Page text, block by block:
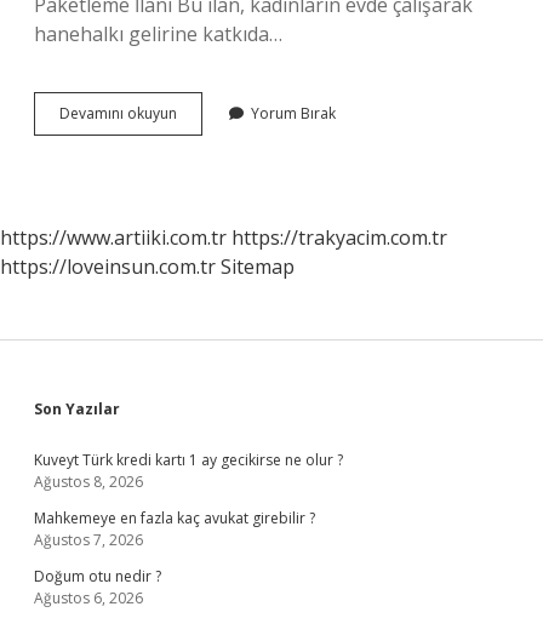
hanehalkı gelirine katkıda…
Devamını okuyun
Paketleme
Mi
Yorum Bırak
https://www.artiiki.com.tr https://trakyacim.com.tr
https://loveinsun.com.trSitemap
Sidebar
Son Yazılar
Kuveyt Türk kredi kartı 1 ay gecikirse ne olur ?
Ağustos 8, 2026
Mahkemeye en fazla kaç avukat girebilir ?
Ağustos 7, 2026
Doğum otu nedir ?
Ağustos 6, 2026